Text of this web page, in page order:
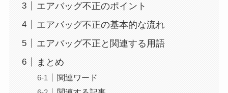
エアバッグ不正のポイント
エアバッグ不正の基本的な流れ
エアバッグ不正と関連する用語
まとめ
関連ワード